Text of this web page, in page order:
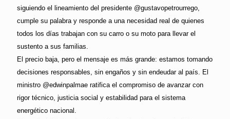
siguiendo el lineamiento del presidente @gustavopetrourrego,
cumple su palabra y responde a una necesidad real de quienes
todos los días trabajan con su carro o su moto para llevar el
sustento a sus familias.
El precio baja, pero el mensaje es más grande: estamos tomando
decisiones responsables, sin engaños y sin endeudar al país. El
ministro @edwinpalmae ratifica el compromiso de avanzar con
rigor técnico, justicia social y estabilidad para el sistema
energético nacional.